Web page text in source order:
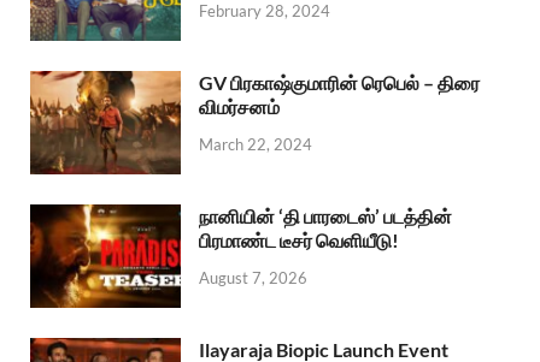
February 28, 2024
GV பிரகாஷ்குமாரின் ரெபெல் – திரை
விமர்சனம்
March 22, 2024
நானியின் ‘தி பாரடைஸ்’ படத்தின்
பிரமாண்ட டீசர் வெளியீடு!
August 7, 2026
Ilayaraja Biopic Launch Event